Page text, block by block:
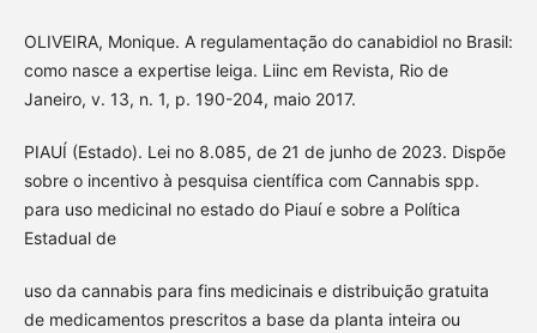
OLIVEIRA, Monique. A regulamentação do canabidiol no Brasil:
como nasce a expertise leiga. Liinc em Revista, Rio de
Janeiro, v. 13, n. 1, p. 190-204, maio 2017.
PIAUÍ (Estado). Lei no 8.085, de 21 de junho de 2023. Dispõe
sobre o incentivo à pesquisa científica com Cannabis spp.
para uso medicinal no estado do Piauí e sobre a Política
Estadual de
uso da cannabis para fins medicinais e distribuição gratuita
de medicamentos prescritos a base da planta inteira ou